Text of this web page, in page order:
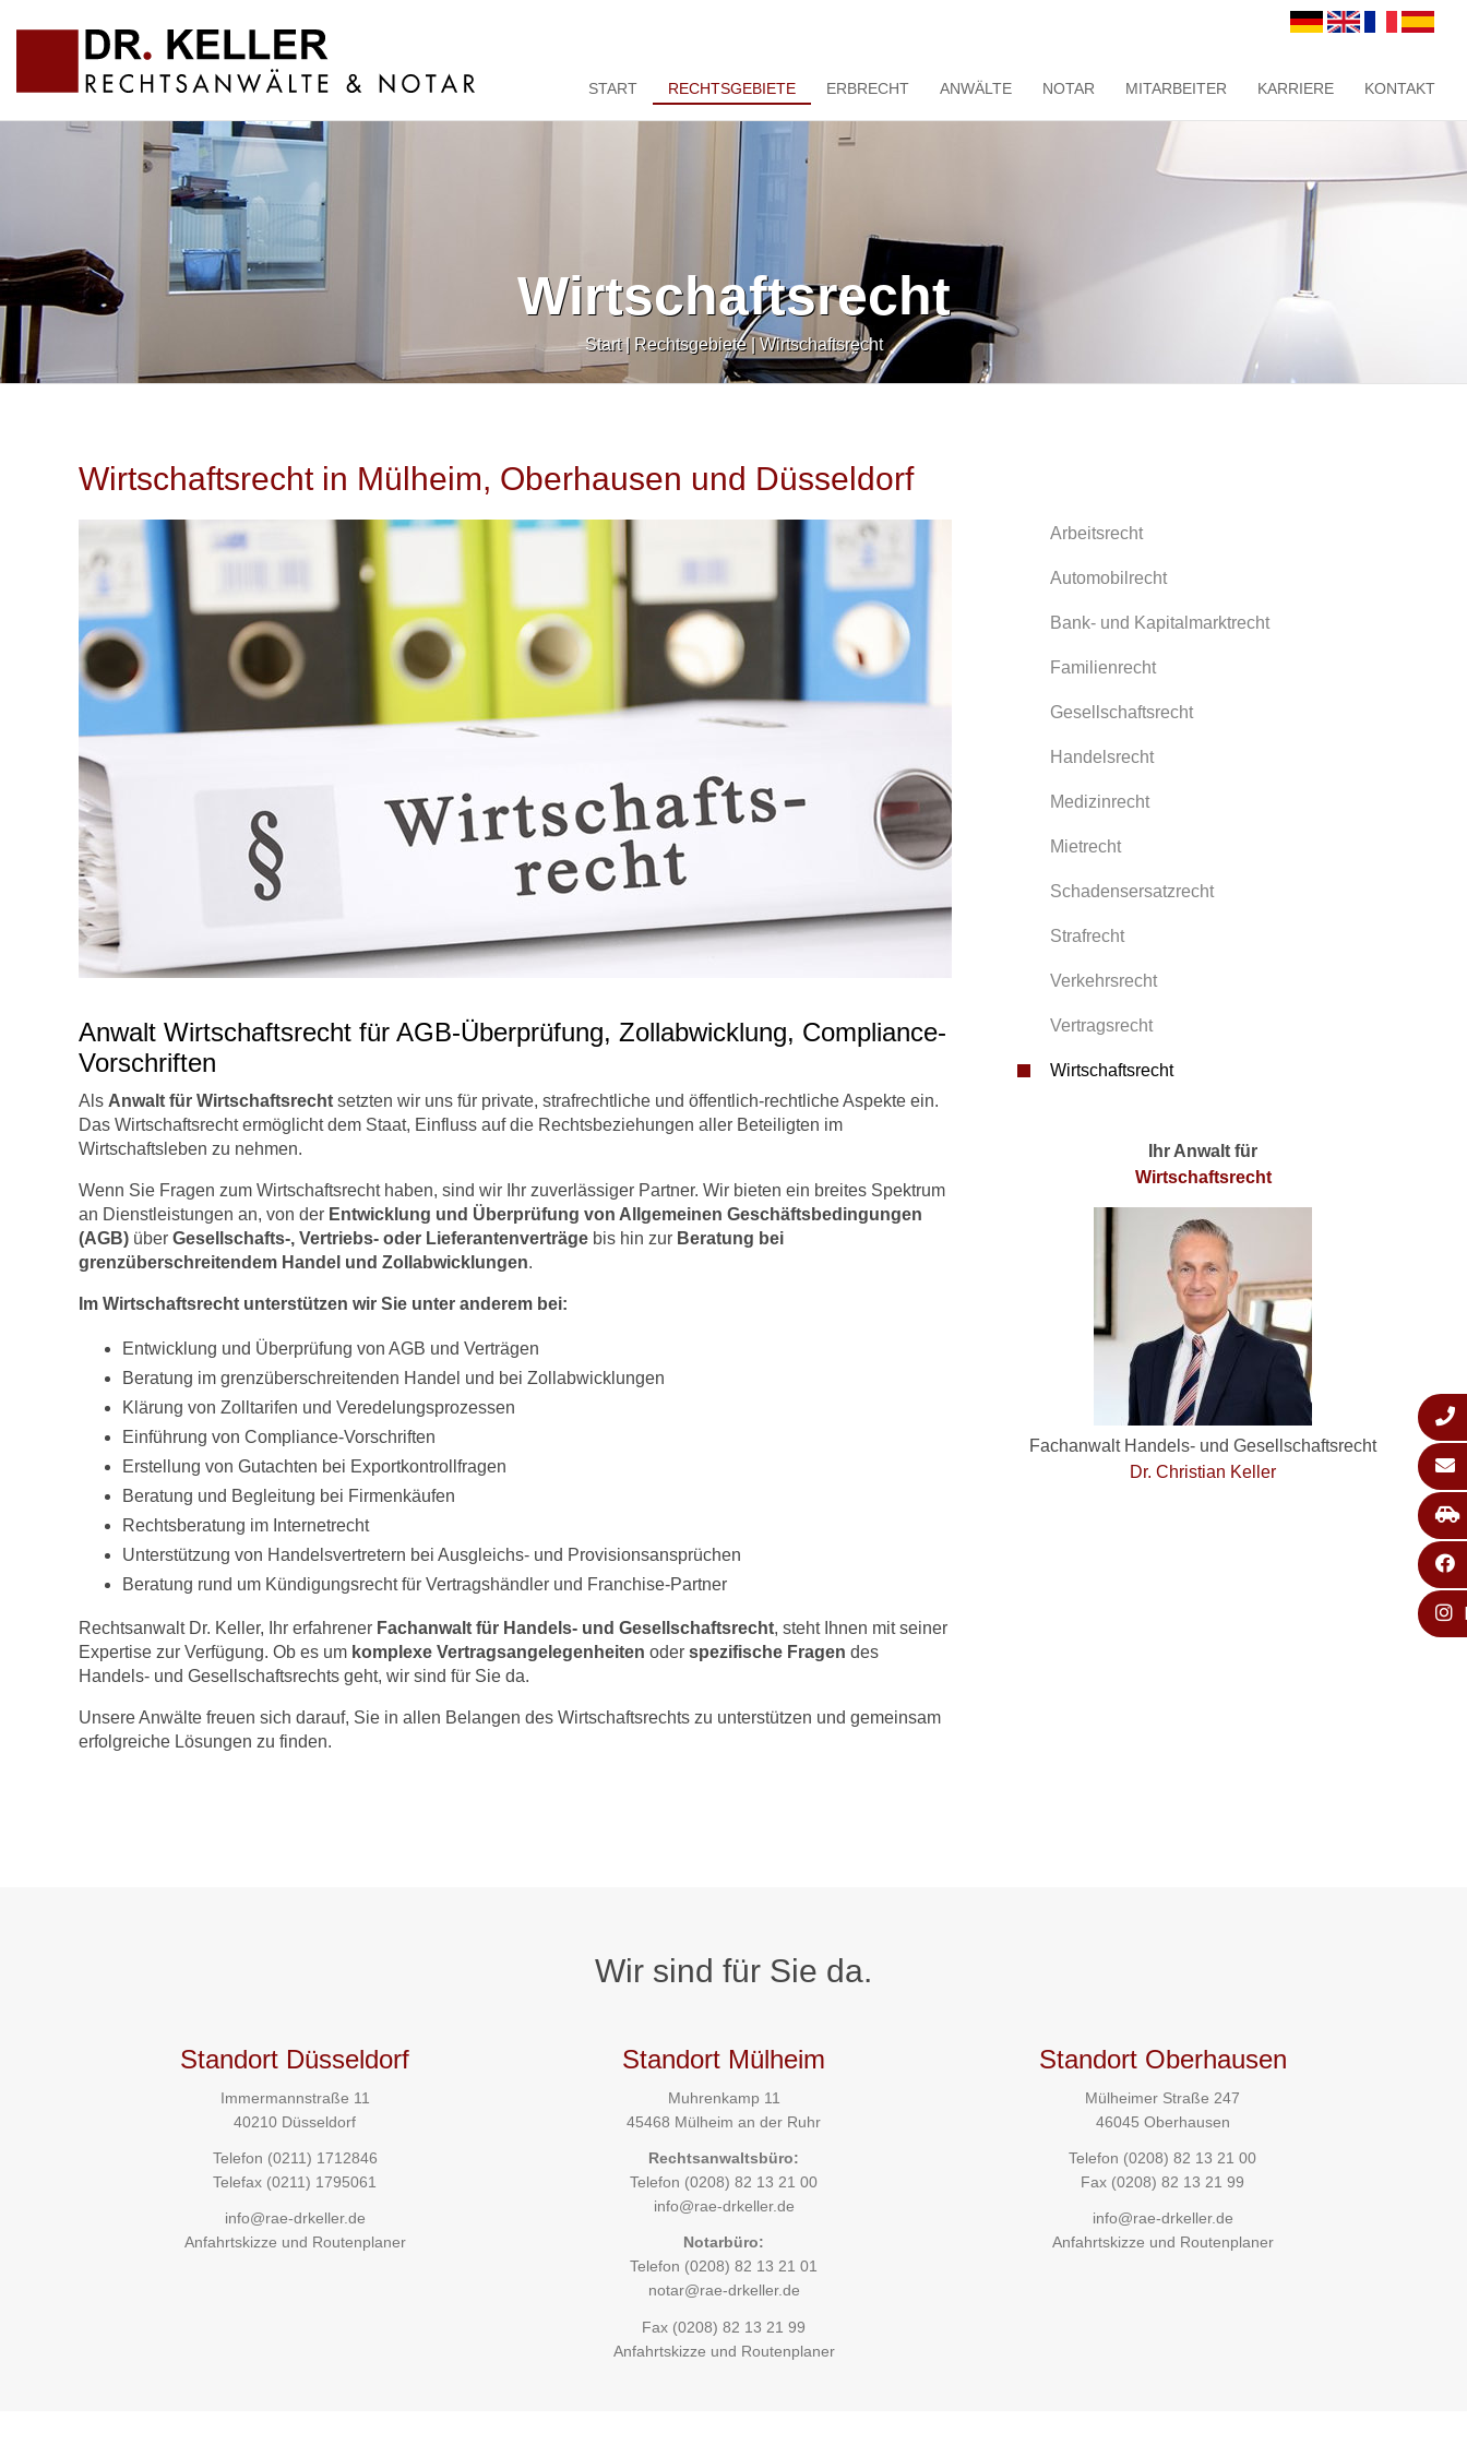
START RECHTSGEBIETE ERBRECHT ANWÄLTE NOTAR MITARBEITER KARRIERE KONTAKT
Wirtschaftsrecht
Start| Rechtsgebiete| Wirtschaftsrecht
Arbeitsrecht
Automobilrecht
Bank- und Kapitalmarktrecht
Familienrecht
Gesellschaftsrecht
Handelsrecht
Medizinrecht
Mietrecht
Schadensersatzrecht
Strafrecht
Verkehrsrecht
Vertragsrecht
Wirtschaftsrecht
Ihr Anwalt für
Wirtschaftsrecht
Fachanwalt Handels- und Gesellschaftsrecht
Dr. Christian Keller
Wirtschaftsrecht in Mülheim, Oberhausen und Düsseldorf
Anwalt Wirtschaftsrecht für AGB-Überprüfung, Zollabwicklung, Compliance-
Vorschriften
Als Anwalt für Wirtschaftsrecht setzten wir uns für private, strafrechtliche und öffentlich-rechtliche Aspekte ein.
Das Wirtschaftsrecht ermöglicht dem Staat, Einfluss auf die Rechtsbeziehungen aller Beteiligten im
Wirtschaftsleben zu nehmen.
Wenn Sie Fragen zum Wirtschaftsrecht haben, sind wir Ihr zuverlässiger Partner. Wir bieten ein breites Spektrum
an Dienstleistungen an, von der Entwicklung und Überprüfung von Allgemeinen Geschäftsbedingungen
(AGB) über Gesellschafts-, Vertriebs- oder Lieferantenverträge bis hin zur Beratung bei
grenzüberschreitendem Handel und Zollabwicklungen.
Im Wirtschaftsrecht unterstützen wir Sie unter anderem bei:
Entwicklung und Überprüfung von AGB und Verträgen
Beratung im grenzüberschreitenden Handel und bei Zollabwicklungen
Klärung von Zolltarifen und Veredelungsprozessen
Einführung von Compliance-Vorschriften
Erstellung von Gutachten bei Exportkontrollfragen
Beratung und Begleitung bei Firmenkäufen
Rechtsberatung im Internetrecht
Unterstützung von Handelsvertretern bei Ausgleichs- und Provisionsansprüchen
Beratung rund um Kündigungsrecht für Vertragshändler und Franchise-Partner
Rechtsanwalt Dr. Keller, Ihr erfahrener Fachanwalt für Handels- und Gesellschaftsrecht, steht Ihnen mit seiner
Expertise zur Verfügung. Ob es um komplexe Vertragsangelegenheiten oder spezifische Fragen des
Handels- und Gesellschaftsrechts geht, wir sind für Sie da.
Unsere Anwälte freuen sich darauf, Sie in allen Belangen des Wirtschaftsrechts zu unterstützen und gemeinsam
erfolgreiche Lösungen zu finden.
Wir sind für Sie da.
Standort Düsseldorf
Immermannstraße 11
40210 Düsseldorf
Telefon (0211) 1712846
Telefax (0211) 1795061
info@rae-drkeller.de
Anfahrtskizze und Routenplaner
Standort Mülheim
Muhrenkamp 11
45468 Mülheim an der Ruhr
Rechtsanwaltsbüro:
Telefon (0208) 82 13 21 00
info@rae-drkeller.de
Notarbüro:
Telefon (0208) 82 13 21 01
notar@rae-drkeller.de
Fax (0208) 82 13 21 99
Anfahrtskizze und Routenplaner
Standort Oberhausen
Mülheimer Straße 247
46045 Oberhausen
Telefon (0208) 82 13 21 00
Fax (0208) 82 13 21 99
info@rae-drkeller.de
Anfahrtskizze und Routenplaner